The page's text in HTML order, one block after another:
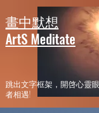
畫中默想
ArtS Meditate
跳出文字框架，開啓心靈
者相遇!